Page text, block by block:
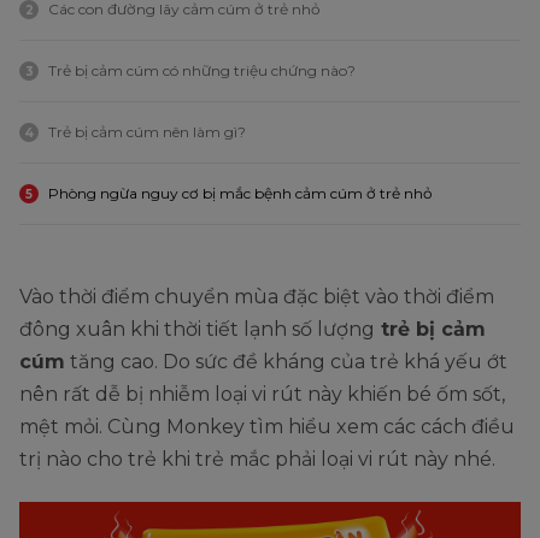
2 Các con đường lây cảm cúm ở trẻ nhỏ
3 Trẻ bị cảm cúm có những triệu chứng nào?
4 Trẻ bị cảm cúm nên làm gì?
5 Phòng ngừa nguy cơ bị mắc bệnh cảm cúm ở trẻ nhỏ
Vào thời điểm chuyển mùa đặc biệt vào thời điểm
đông xuân khi thời tiết lạnh số lượng trẻ bị cảm
cúm tăng cao. Do sức đề kháng của trẻ khá yếu ớt
nên rất dễ bị nhiễm loại vi rút này khiến bé ốm sốt,
mệt mỏi. Cùng Monkey tìm hiểu xem các cách điều
trị nào cho trẻ khi trẻ mắc phải loại vi rút này nhé.